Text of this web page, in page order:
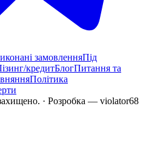
замовленняПід
кредитБлогПитання та
Політика
. · Розробка — violator68